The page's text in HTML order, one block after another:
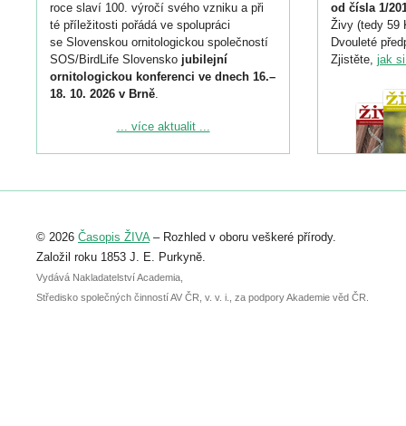
roce slaví 100. výročí svého vzniku a při
té příležitosti pořádá ve spolupráci
se Slovenskou ornitologickou společností
SOS/BirdLife Slovensko jubilejní
ornitologickou konferenci ve dnech 16.–
18. 10. 2026 v Brně.
Podrobnější informace ke konferenci
Registrovat se můžete do 6. září.
abstraktu přihlášené přednášky nebo
posteru je už 30. června.
... více aktualit ...
od čísla 1/
Živy (tedy 59
Dvouleté
Zjistěte, jak
© 2026 Časopis ŽIVA– Rozhled v oboru veškeré přírody.
Založil roku 1853 J. E. Purkyně.
Vydává Nakladatelství Academia,
Středisko společných činností AV ČR, v. v. i., za podpory Akademie věd ČR.